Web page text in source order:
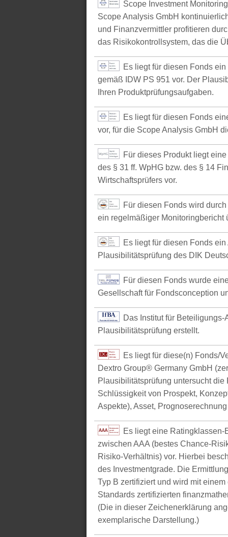
Scope Investment
Scope Analysis GmbH
und Finanzvermittler profitieren
das Risikokontrollsystem, das die
Es liegt für diesen Fonds
gemäß IDW PS 951 vor. Der
Ihren Produktprüfungsaufgaben.
Es liegt für diesen Fonds
vor, für die Scope Analysis GmbH
Für dieses Produkt liegt
des § 31 ff. WpHG bzw. des § 14
Wirtschaftsprüfers vor.
Für diesen Fonds wird
ein regelmäßiger Monitoringbericht
Es liegt für diesen Fonds
Plausibilitätsprüfung des DIK
Für diesen Fonds wurde
Gesellschaft für Fondsconception
Das Institut für
Plausibilitätsprüfung erstellt.
Es liegt für diese(n) Fonds/
Dextro Group® Germany GmbH
Plausibilitätsprüfung untersucht
Schlüssigkeit von Prospekt,
Aspekte), Asset,
Es liegt eine Ratingklassen-
zwischen AAA (bestes Chance-
Risiko-Verhältnis) vor. Hierbei
des Investmentgrade. Die
Typ B zertifiziert und wird mit
Standards zertifizierten
(Die in dieser Zeichenerklärung
exemplarische Darstellung.)